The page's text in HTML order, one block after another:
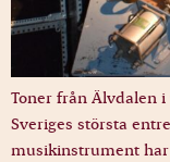
Toner från Älvdalen
Sveriges största
musikinstrument